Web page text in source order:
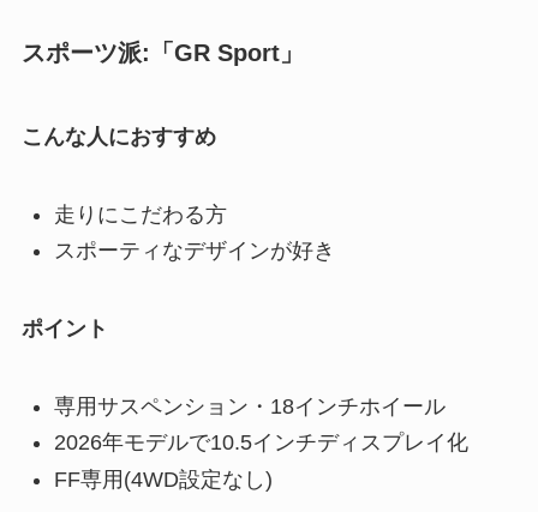
スポーツ派:「GR Sport」
こんな人におすすめ
走りにこだわる方
スポーティなデザインが好き
ポイント
専用サスペンション・18インチホイール
2026年モデルで10.5インチディスプレイ化
FF専用(4WD設定なし)